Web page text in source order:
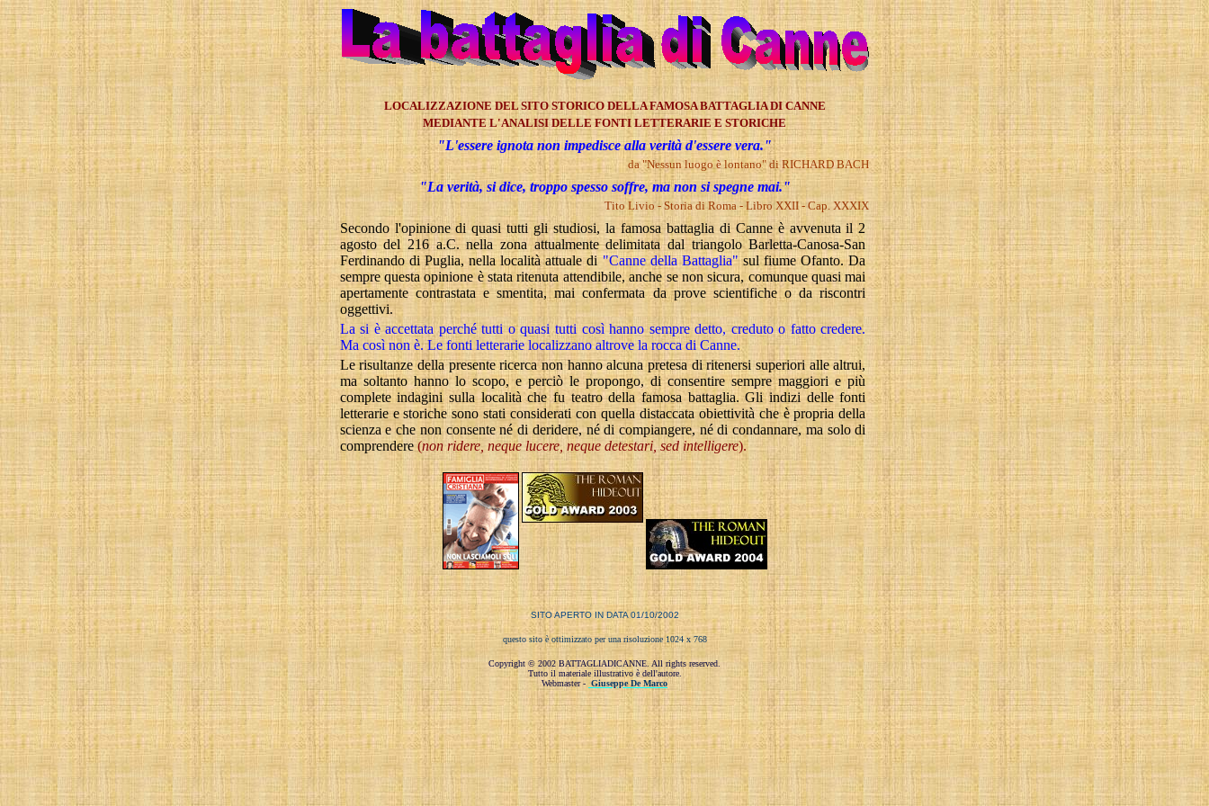
LOCALIZZAZIONE DEL SITO STORICO DELLA FAMOSA BATTAGLIA DI CANNE
MEDIANTE L'ANALISI DELLE FONTI LETTERARIE E STORICHE
"L'essere ignota non impedisce alla verità d'essere vera."
da"Nessun luogo è lontano" di RICHARD BACH
"La verità, si dice, troppo spesso soffre, ma non si spegne mai."
TitoLivio- Storia di Roma - Libro XXII - Cap.XXXIX
Secondo l'opinione di quasi tutti gli studiosi, la famosa battaglia di Canne è avvenuta il 2
agosto del 216 a.C. nella zonaattualmentedelimitata dal triangoloBarletta-Canosa-San
Ferdinando di Puglia, nella località attuale di "Canne della Battaglia"sul fiumeOfanto. Da
semprequestaopinione è stata ritenuta attendibile, anche se non sicura, comunque quasi mai
apertamente contrastata e smentita, mai confermata da prove scientifiche o da riscontri
oggettivi.
La si è accettata perché tutti o quasi tutti così hanno sempre detto, creduto o fatto credere.
Ma così non è. Le fonti letterarie localizzano altrove la rocca di Canne.
Lerisultanzedella presente ricerca non hanno alcuna pretesa di ritenersi superiori alle altrui,
ma soltanto hanno lo scopo, e perciò le propongo, di consentire sempre maggiori e più
complete indagini sulla località che fu teatro della famosa battaglia. Gli indizi delle fonti
letterarie e storiche sono stati considerati con quella distaccata obiettività che è propria della
scienza e che non consente né di deridere, né di compiangere, né di condannare, ma solo di
comprendere(non ridere, nequelucere, neque detestari,sed intelligere).
SITO APERTO IN DATA 01/10/2002
questo sito è ottimizzato per una risoluzione 1024 x 768
Copyright © 2002 BATTAGLIADICANNE. All rights reserved.
Tutto il materiale illustrativo è dell'autore.
Webmaster- Giuseppe De Marco